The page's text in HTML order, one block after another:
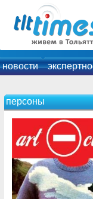
новости
персоны